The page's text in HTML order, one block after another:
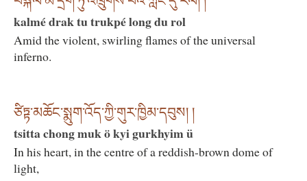
kalmé drak tu trukpé long du rol
Amid the violent, swirling flames of the universal
inferno.
ཙིཏྟ་མཆོང་སྨུག་འོད་ཀྱི་གུར་ཁྱིམ་དབུས། །
tsitta chong muk ö kyi gurkhyim ü
In his heart, in the centre of a reddish-brown dome of
light,